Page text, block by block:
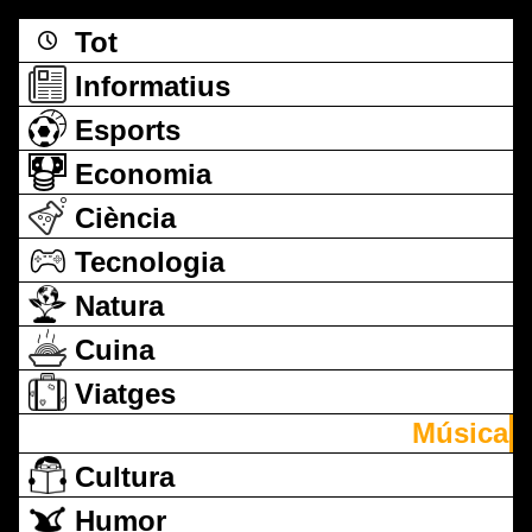
Tot
Informatius
Esports
Economia
Ciència
Tecnologia
Natura
Cuina
Viatges
Música
Cultura
Humor